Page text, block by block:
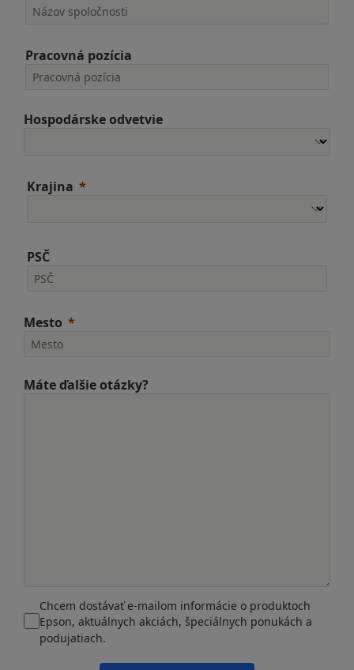
Pracovná pozícia
Hospodárske odvetvie
Krajina
PSČ
Mesto
Máte ďalšie otázky?
Chcem dostávať e-mailom informácie o produktoch
Epson, aktuálnych akciách, špeciálnych ponukách a
podujatiach.